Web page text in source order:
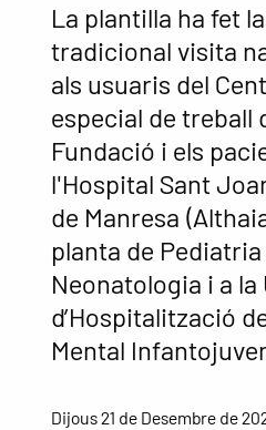
La plantilla ha fet la
tradicional visita
als usuaris del
especial de treball
Fundació i els
l'Hospital Sant
de Manresa
planta de Pediatria
Neonatologia i a
d’Hospitalització
Mental
Dijous 21 de Desembre de